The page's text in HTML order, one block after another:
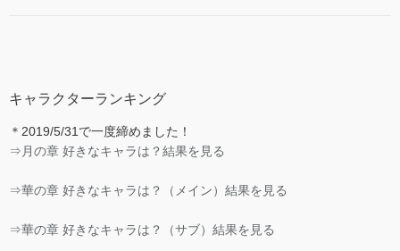
キャラクターランキング
＊2019/5/31で一度締めました！
⇒月の章 好きなキャラは？結果を見る
⇒華の章 好きなキャラは？（メイン）結果を見る
⇒華の章 好きなキャラは？（サブ）結果を見る